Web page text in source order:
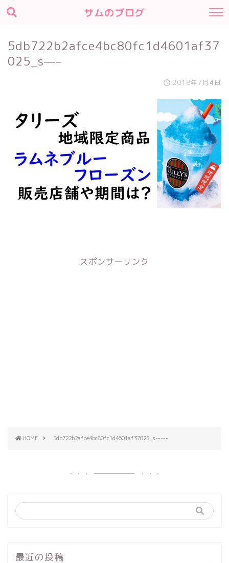
サムのブログ
5db722b2afce4bc80fc1d4601af37
025_s—–
2018年7月4日
スポンサーリンク
HOME 5db722b2afce4bc80fc1d4601af37025_s-----
最近の投稿